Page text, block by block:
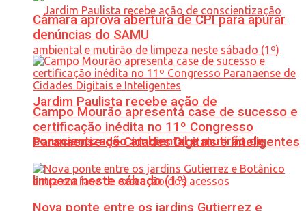
Jardim Paulista recebe ação de
conscientização ambiental e mutirão de
limpeza neste sábado (1º)
Câmara aprova abertura de CPI para apurar
denúncias do SAMU
Campo Mourão apresenta case de sucesso e
certificação inédita no 11º Congresso
Paranaense de Cidades Digitais e Inteligentes
Nova ponte entre os jardins Gutierrez e